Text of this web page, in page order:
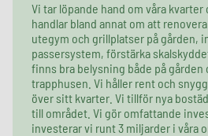
Vi tar löpande hand om våra
handlar bland annat om att
utegym och grillplatser på gården,
passersystem, förstärka
finns bra belysning både på gården
trapphusen. Vi håller rent och
över sitt kvarter. Vi tillför nya
till området. Vi gör omfattande
investerar vi runt 3 miljarder i våra